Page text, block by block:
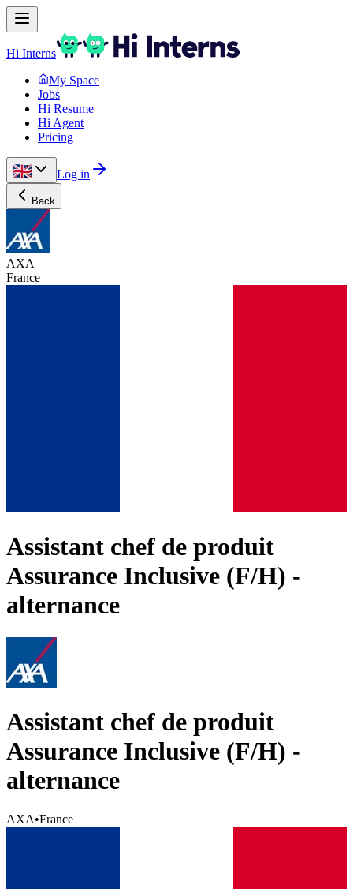
Hi Interns
My Space
Jobs
Hi Resume
Hi Agent
Pricing
Log in
Back
AXA
France
Assistant chef de produit
Assurance Inclusive (F/H) -
alternance
Assistant chef de produit
Assurance Inclusive (F/H) -
alternance
AXA•France